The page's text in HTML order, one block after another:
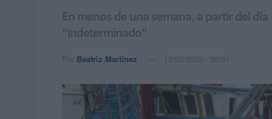
En menos de una semana, a partir del
"indeterminado"
Por Beatriz Martínez 12/07/2023 - 09:01